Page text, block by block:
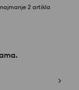
2 artikla